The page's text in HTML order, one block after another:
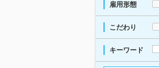
雇用形態
こだわり
キーワード